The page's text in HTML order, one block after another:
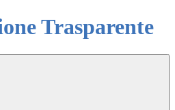
Trasparente